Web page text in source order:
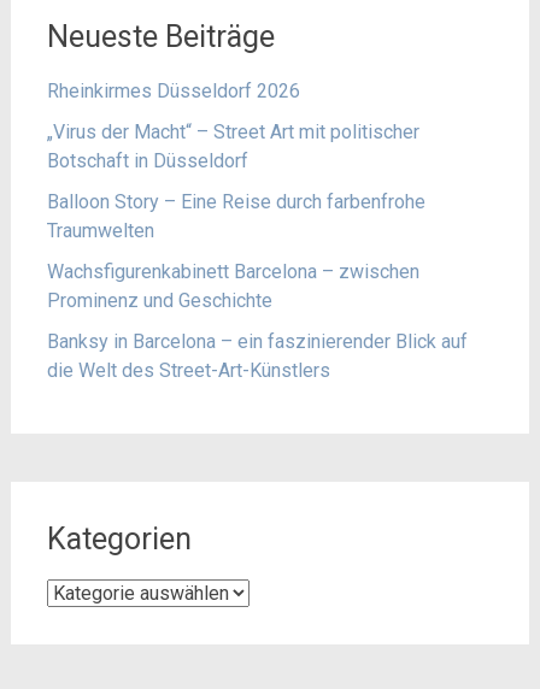
Neueste Beiträge
Rheinkirmes Düsseldorf 2026
„Virus der Macht“ – Street Art mit politischer
Botschaft in Düsseldorf
Balloon Story – Eine Reise durch farbenfrohe
Traumwelten
Wachsfigurenkabinett Barcelona – zwischen
Prominenz und Geschichte
Banksy in Barcelona – ein faszinierender Blick auf
die Welt des Street-Art-Künstlers
Kategorien
Kategorien